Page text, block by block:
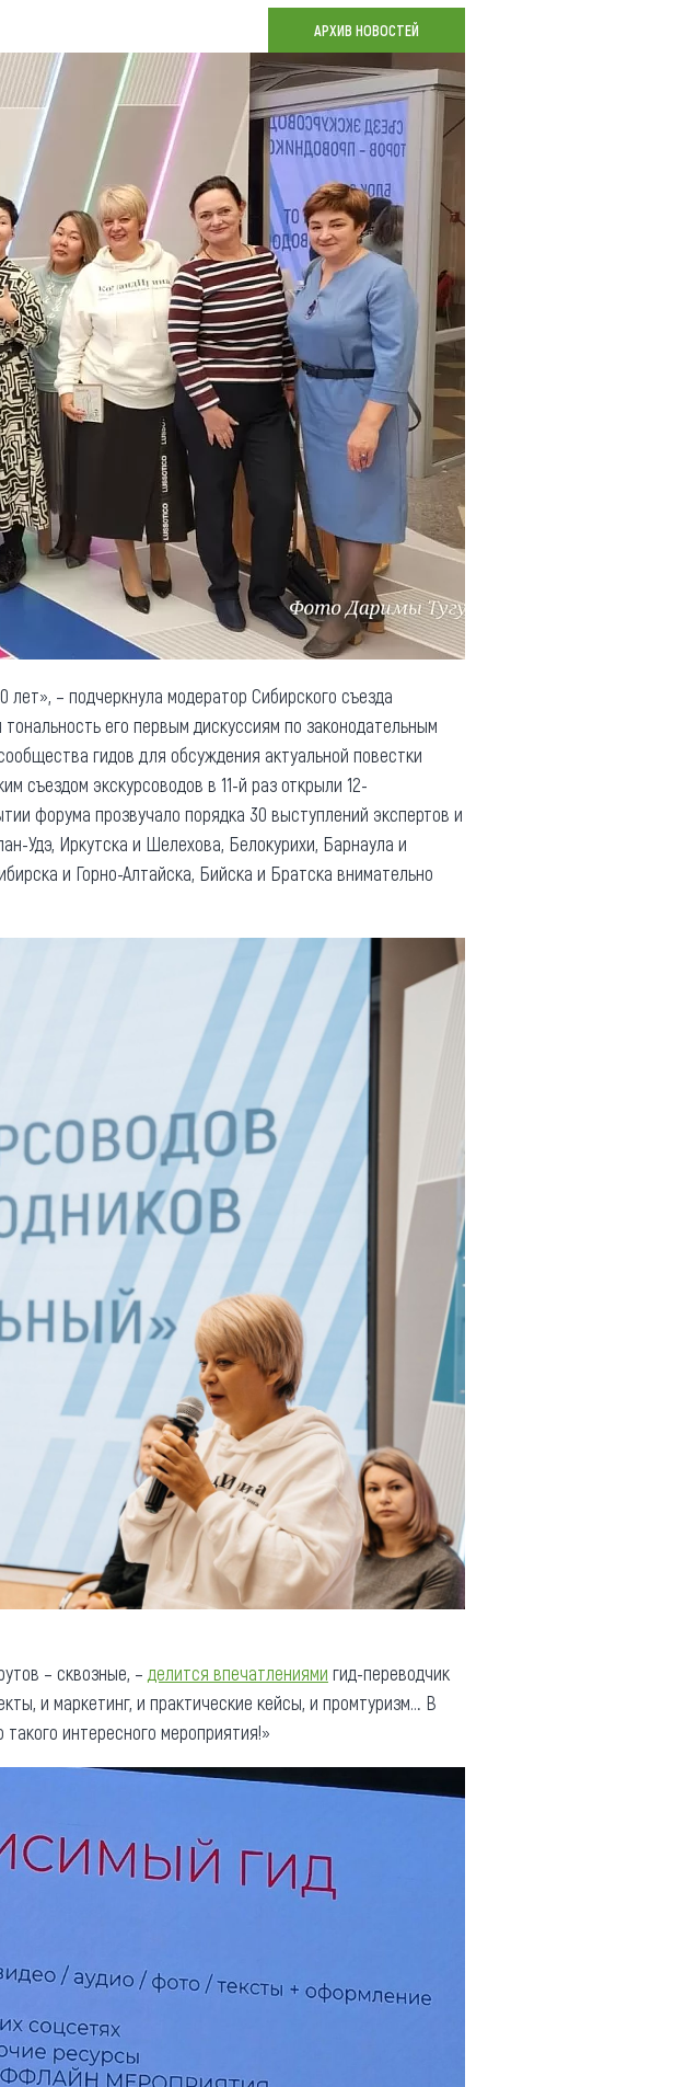
Общая информация
Как добраться
Люди, прославившие Алтай
Карты и буклеты
Коллекция впечатлений
Блог путешественника
Видеогалерея
Фотогалерея
АРХИВ НОВОСТЕЙ
– подчеркнула модератор Сибирского съезда
тональность его первым дискуссиям по законодательным
гидов для обсуждения актуальной повестки
съездом экскурсоводов в 11-й раз открыли 12-
форума прозвучало порядка 30 выступлений экспертов и
Удэ, Иркутска и Шелехова, Белокурихи, Барнаула и
и Горно-Алтайска, Бийска и Братска внимательно
– сквозные, – делится впечатлениями гид-переводчик
и маркетинг, и практические кейсы, и промтуризм… В
интересного мероприятия!»